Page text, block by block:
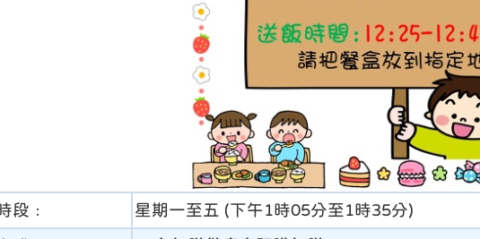
段﹕ 星期一至五 (下午1時05分至1時35分)